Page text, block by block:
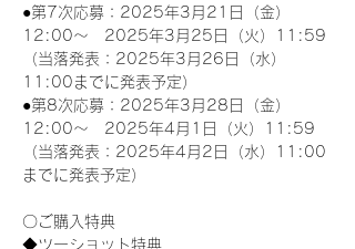
●第7次応募：2025年3月21日（金）
12:00～　2025年3月25日（火）11:59
（当落発表：2025年3月26日（水）
11:00までに発表予定）
●第8次応募：2025年3月28日（金）
12:00～　2025年4月1日（火）11:59
（当落発表：2025年4月2日（水）11:00
までに発表予定）
〇ご購入特典
◆ツーショット特典